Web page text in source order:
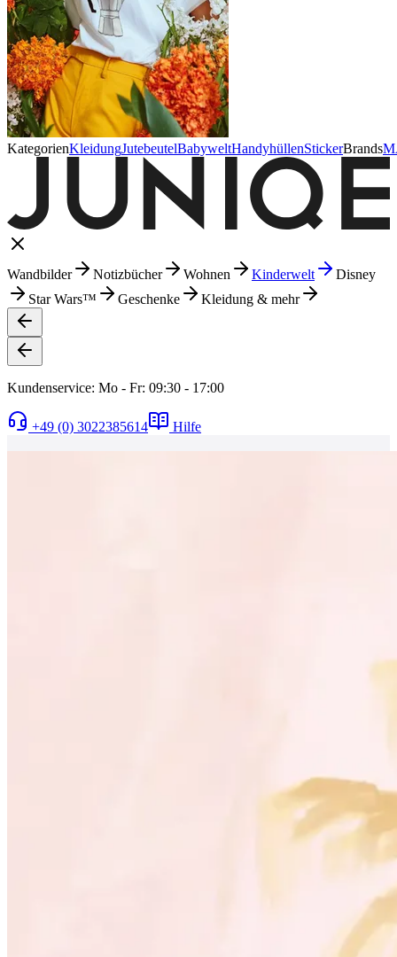
KategorienKleidungJutebeutelBabyweltHandyhüllenStickerBrands
Wandbilder Notizbücher Wohnen Kinderwelt
Disney
Star Wars™
Geschenke Kleidung & mehr
Kundenservice: Mo - Fr: 09:30 - 17:00
+49 (0) 3022385614 Hilfe